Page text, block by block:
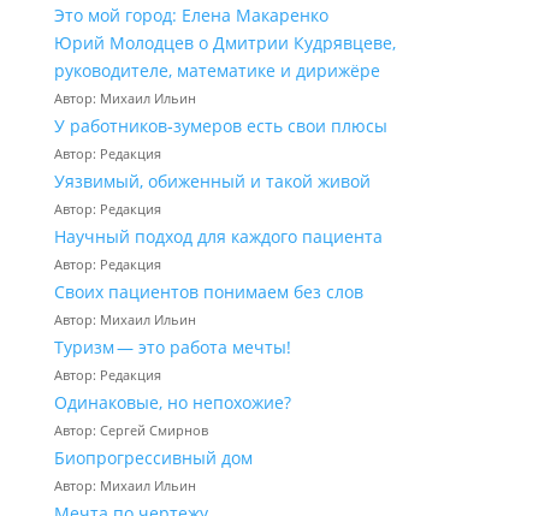
Это мой город: Елена Макаренко
Юрий Молодцев о Дмитрии Кудрявцеве,
руководителе, математике и дирижёре
Автор: Михаил Ильин
У работников‑зумеров есть свои плюсы
Автор: Редакция
Уязвимый, обиженный и такой живой
Автор: Редакция
Научный подход для каждого пациента
Автор: Редакция
Своих пациентов понимаем без слов
Автор: Михаил Ильин
Туризм — это работа мечты!
Автор: Редакция
Одинаковые, но непохожие?
Автор: Сергей Смирнов
Биопрогрессивный дом
Автор: Михаил Ильин